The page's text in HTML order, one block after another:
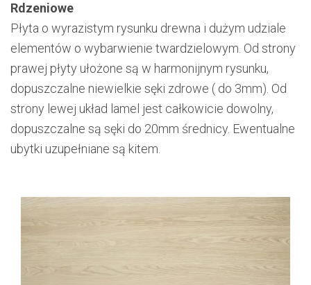
Rdzeniowe
Płyta o wyrazistym rysunku drewna i dużym udziale
elementów o wybarwienie twardzielowym. Od strony
prawej płyty ułożone są w harmonijnym rysunku,
dopuszczalne niewielkie sęki zdrowe ( do 3mm). Od
strony lewej układ lamel jest całkowicie dowolny,
dopuszczalne są sęki do 20mm średnicy. Ewentualne
ubytki uzupełniane są kitem.